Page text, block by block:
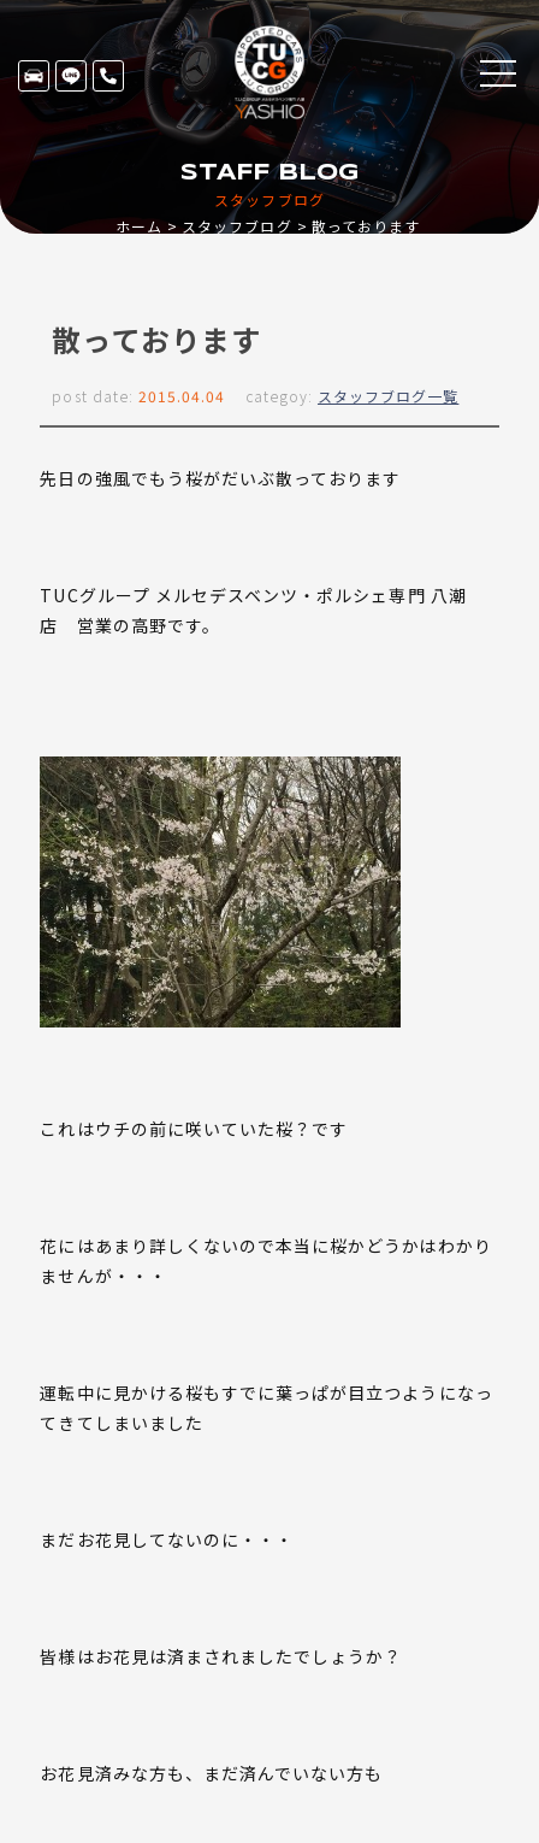
スタッフブログ
STAFF BLOG
ホーム スタッフブログ 散っております
散っております
post date: 2015.04.04 categoy: スタッフブログ一覧
先日の強風でもう桜がだいぶ散っております
TUCグループ メルセデスベンツ・ポルシェ専門 八潮
店 営業の高野です。
これはウチの前に咲いていた桜？です
花にはあまり詳しくないので本当に桜かどうかはわかり
ませんが・・・
運転中に見かける桜もすでに葉っぱが目立つようになっ
てきてしまいました
まだお花見してないのに・・・
皆様はお花見は済まされましたでしょうか？
お花見済みな方も、まだ済んでいない方も